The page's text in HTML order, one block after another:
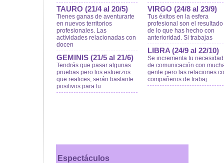
TAURO (21/4 al 20/5)
Tienes ganas de aventurarte
en nuevos territorios
profesionales. Las
actividades relacionadas con
docen
GEMINIS (21/5 al 21/6)
Tendrás que pasar algunas
pruebas pero los esfuerzos
que realices, serán bastante
positivos para tu
VIRGO (24/8 al 23/9)
Tus éxitos en la esfera
profesional son el resultado
de lo que has hecho con
anterioridad. Si trabajas
LIBRA (24/9 al 22/10)
Se incrementa tu necesidad
de comunicación con
gente pero las relaciones
compañeros de trabaj
Espectáculos